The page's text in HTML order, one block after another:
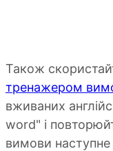
Також
тренажером
вживаних
word" і
вимови наступне